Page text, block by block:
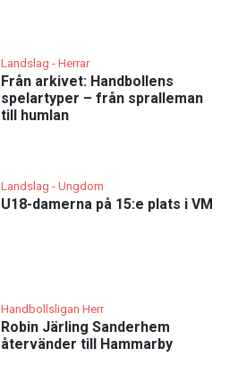
Landslag - Herrar
Från arkivet: Handbollens
spelartyper – från spralleman
till humlan
Landslag - Ungdom
U18-damerna på 15:e plats i VM
Handbollsligan Herr
Robin Järling Sanderhem
återvänder till Hammarby